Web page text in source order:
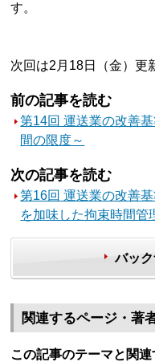
す。
次回は2月18日（金）更
前の記事を読む
第14回 運送業の改善
間の限度～
次の記事を読む
第16回 運送業の改善
を加味した拘束時間管
バッ
関連するページ・著
この記事のテーマと関